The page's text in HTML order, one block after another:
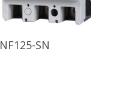
NF125-SN